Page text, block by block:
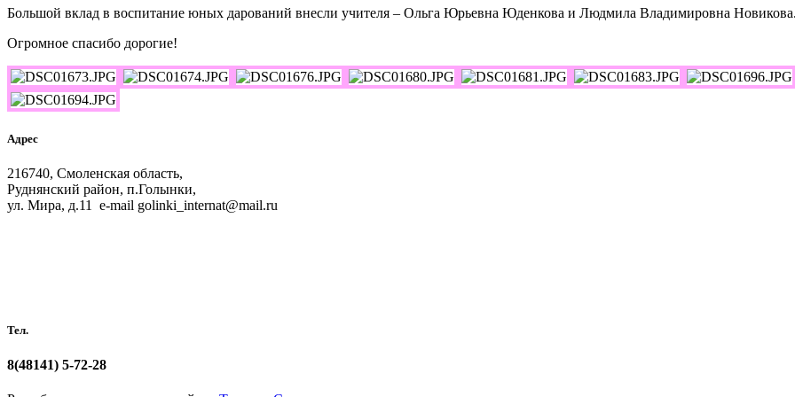
Большой вклад в воспитание юных дарований внесли учителя – Ольга Юрьевна Юденкова и Людмила Владимировна
Огромное спасибо дорогие!
Адрес
216740, Смоленская область,
Руднянский район, п.Голынки,
ул. Мира, д.11 e-mail golinki_internat@mail.ru
Тел.
8(48141) 5-72-28